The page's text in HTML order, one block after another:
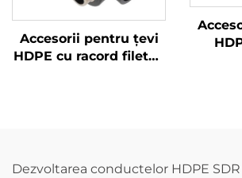
Accesorii pentru țevi
HDPE cu racord filetat,
Dezvoltarea conductelor HDPE